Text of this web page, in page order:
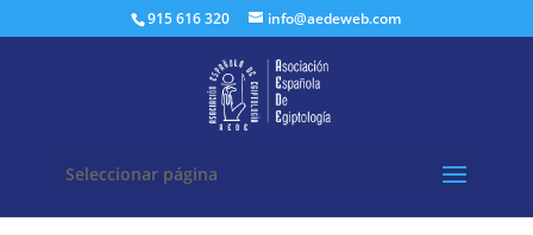
915 616 320 info@aedeweb.com
Seleccionar página